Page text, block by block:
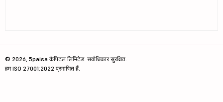
© 2026, 5paisa कैपिटल लिमिटेड. सर्वाधिकार सुरक्षित.
हम ISO 27001:2022 प्रमाणित हैं.